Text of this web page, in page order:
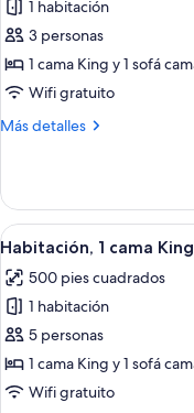
Habitación
tradicional,
1
cama
size
cama,
vista
al
resort
1 habitación
3 personas
1 cama King y 1 sofá
Wifi gratuito
Más detalles
Más
tradicional,
cama
size
sofá
cama,
vista
al
resort
Abrir
todas
las
fotos
de
Habitación,
1
7
Habitación, 1 cama
500 pies cuadrados
1 habitación
5 personas
1 cama King y 1 sofá
Wifi gratuito